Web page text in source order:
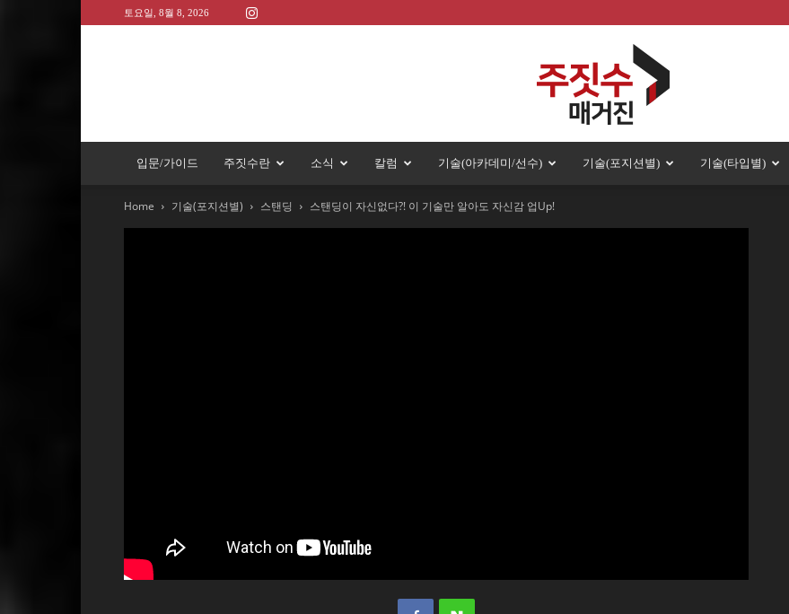
토요일, 8월 8, 2026
입문/가이드 주짓수란 소식 칼럼 기술(아카데미/선수) 기술(포지션별) 기술(타입별)
Home 기술(포지션별) 스탠딩 스탠딩이 자신없다?! 이 기술만 알아도 자신감 업Up!